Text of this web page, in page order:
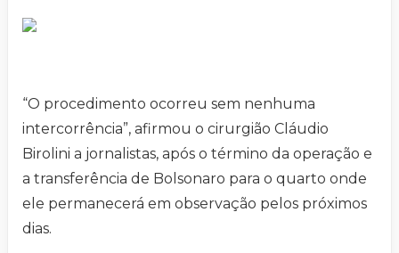
“O procedimento ocorreu sem nenhuma
intercorrência”, afirmou o cirurgião Cláudio
Birolini a jornalistas, após o término da operação e
a transferência de Bolsonaro para o quarto onde
ele permanecerá em observação pelos próximos
dias.